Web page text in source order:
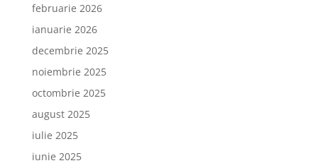
februarie 2026
ianuarie 2026
decembrie 2025
noiembrie 2025
octombrie 2025
august 2025
iulie 2025
iunie 2025